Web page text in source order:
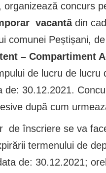
organizează concurs
vacantădin
comunei Peștișani,
– Compartiment
de lucru de lucru
de: 30.12.2021.
după cum
de înscriere se va
termenului de
de: 30.12.2021;